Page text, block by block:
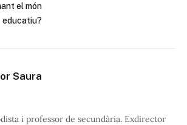
el món
educatiu?
Saura
i professor de secundària. Exdirector